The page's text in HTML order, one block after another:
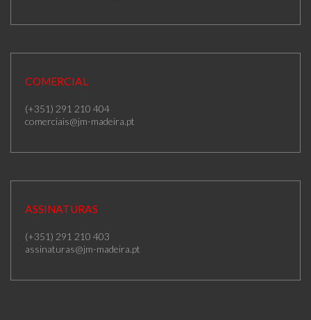
COMERCIAL
(+351) 291 210 404
comerciais@jm-madeira.pt
ASSINATURAS
(+351) 291 210 403
assinaturas@jm-madeira.pt